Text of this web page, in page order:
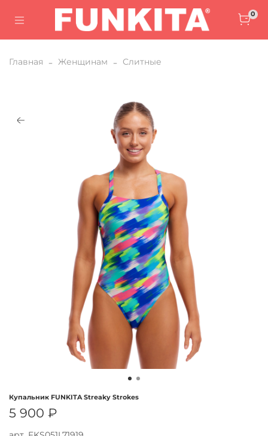
0
Главная Женщинам Слитные
Купальник FUNKITA Streaky Strokes
5 900 ₽